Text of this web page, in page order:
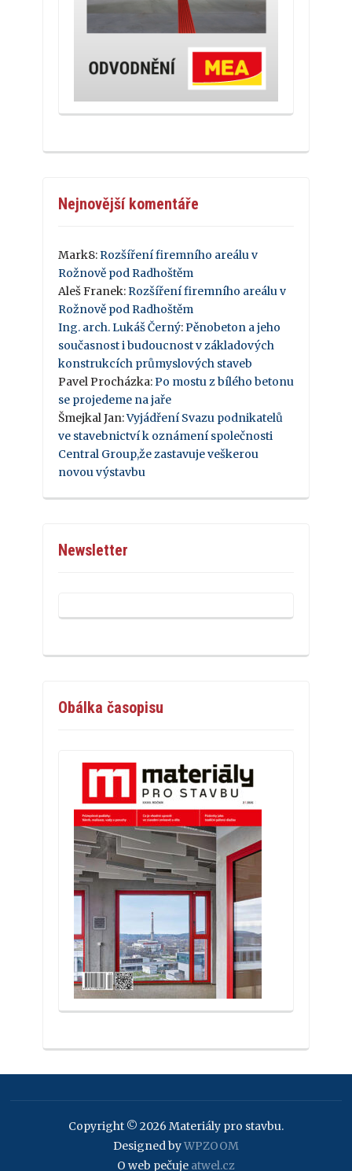
Nejnovější komentáře
Mark8: Rozšíření firemního areálu v
Rožnově pod Radhoštěm
Aleš Franek: Rozšíření firemního areálu v
Rožnově pod Radhoštěm
Ing. arch. Lukáš Černý: Pěnobeton a jeho
současnost i budoucnost v základových
konstrukcích průmyslových staveb
Pavel Procházka: Po mostu z bílého betonu
se projedeme na jaře
Šmejkal Jan:Vyjádření Svazu podnikatelů
ve stavebnictví k oznámení společnosti
Central Group,že zastavuje veškerou
novou výstavbu
Newsletter
Obálka časopisu
Copyright © 2026 Materiály pro stavbu.
Designed byWPZOOM
O web pečuje atwel.cz